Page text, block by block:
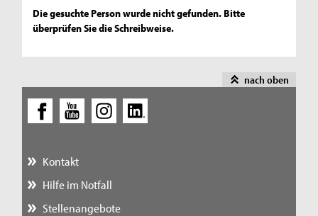
Die gesuchte Person wurde nicht gefunden. Bitte
überprüfen Sie die Schreibweise.
nach oben
Kontakt
Hilfe im Notfall
Stellenangebote